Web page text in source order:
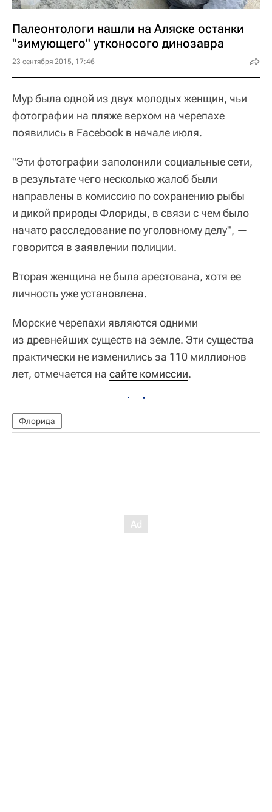
Палеонтологи нашли на Аляске останки
"зимующего" утконосого динозавра
23 сентября 2015, 17:46
Мур была одной из двух молодых женщин, чьи
фотографии на пляже верхом на черепахе
появились в Facebook в начале июля.
"Эти фотографии заполонили социальные сети,
в результате чего несколько жалоб были
направлены в комиссию по сохранению рыбы
и дикой природы Флориды, в связи с чем было
начато расследование по уголовному делу", —
говорится в заявлении полиции.
Вторая женщина не была арестована, хотя ее
личность уже установлена.
Морские черепахи являются одними
из древнейших существ на земле. Эти существа
практически не изменились за 110 миллионов
лет, отмечается на сайте комиссии.
Флорида